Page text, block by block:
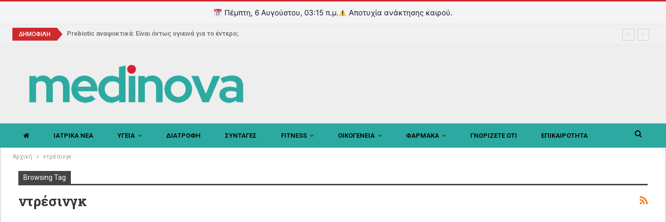
Πέμπτη, 6 Αυγούστου, 03:15 π.μ. Αποτυχία ανάκτησης καιρού.
ΔΗΜΟΦΙΛΗ Prebiotic αναψυκτικά: Είναι όντως υγιεινά για το έντερο;
ΙΑΤΡΙΚΑ ΝΕΑ ΥΓΕΙΑ ΔΙΑΤΡΟΦΗ ΣΥΝΤΑΓΕΣ FITNESS ΟΙΚΟΓΕΝΕΙΑ ΦΑΡΜΑΚΑ ΓΝΩΡΙΖΕΤΕ ΟΤΙ ΕΠΙΚΑΙΡΟΤΗΤΑ
Αρχική ντρέσινγκ
Browsing Tag
ντρέσινγκ